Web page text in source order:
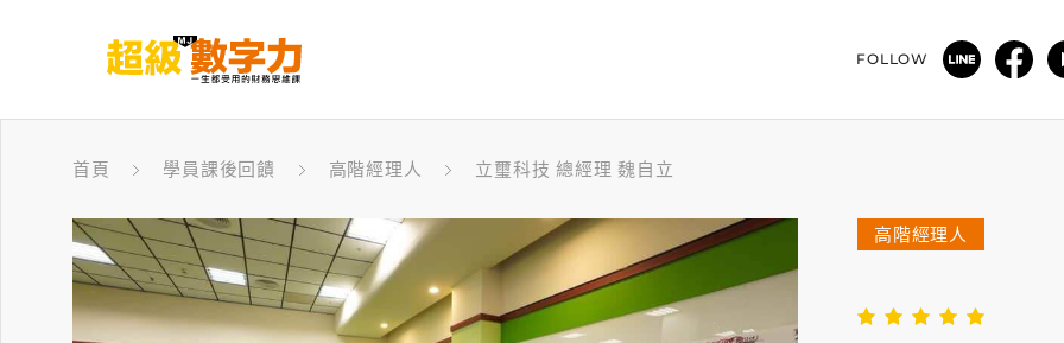
FOLLOW
首頁 學員課後回饋 高階經理人 立璽科技 總經理 魏自立
高階經理人